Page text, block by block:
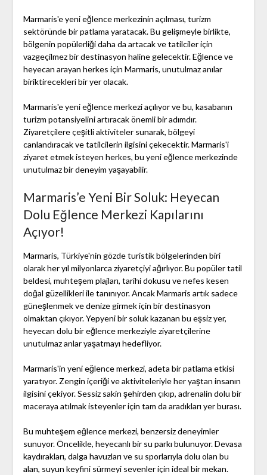
Marmaris'e yeni eğlence merkezinin açılması, turizm
sektöründe bir patlama yaratacak. Bu gelişmeyle birlikte,
bölgenin popülerliği daha da artacak ve tatilciler için
vazgeçilmez bir destinasyon haline gelecektir. Eğlence ve
heyecan arayan herkes için Marmaris, unutulmaz anılar
biriktirecekleri bir yer olacak.
Marmaris'e yeni eğlence merkezi açılıyor ve bu, kasabanın
turizm potansiyelini artıracak önemli bir adımdır.
Ziyaretçilere çeşitli aktiviteler sunarak, bölgeyi
canlandıracak ve tatilcilerin ilgisini çekecektir. Marmaris'i
ziyaret etmek isteyen herkes, bu yeni eğlence merkezinde
unutulmaz bir deneyim yaşayabilir.
Marmaris’e Yeni Bir Soluk: Heyecan
Dolu Eğlence Merkezi Kapılarını
Açıyor!
Marmaris, Türkiye'nin gözde turistik bölgelerinden biri
olarak her yıl milyonlarca ziyaretçiyi ağırlıyor. Bu popüler tatil
beldesi, muhteşem plajları, tarihi dokusu ve nefes kesen
doğal güzellikleri ile tanınıyor. Ancak Marmaris artık sadece
güneşlenmek ve denize girmek için bir destinasyon
olmaktan çıkıyor. Yepyeni bir soluk kazanan bu eşsiz yer,
heyecan dolu bir eğlence merkeziyle ziyaretçilerine
unutulmaz anlar yaşatmayı hedefliyor.
Marmaris'in yeni eğlence merkezi, adeta bir patlama etkisi
yaratıyor. Zengin içeriği ve aktiviteleriyle her yaştan insanın
ilgisini çekiyor. Sessiz sakin şehirden çıkıp, adrenalin dolu bir
maceraya atılmak isteyenler için tam da aradıkları yer burası.
Bu muhteşem eğlence merkezi, benzersiz deneyimler
sunuyor. Öncelikle, heyecanlı bir su parkı bulunuyor. Devasa
kaydırakları, dalga havuzları ve su sporlarıyla dolu olan bu
alan, suyun keyfini sürmeyi sevenler için ideal bir mekan.